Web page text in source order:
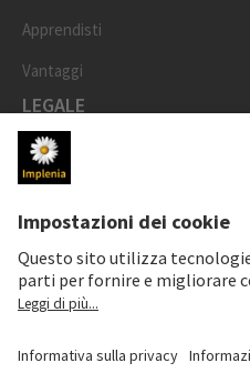
Apprendisti
Vantaggi
LEGALE
Impronta
Protezione dei dati
Informativa cookie e social media
Impostazioni dei cookie